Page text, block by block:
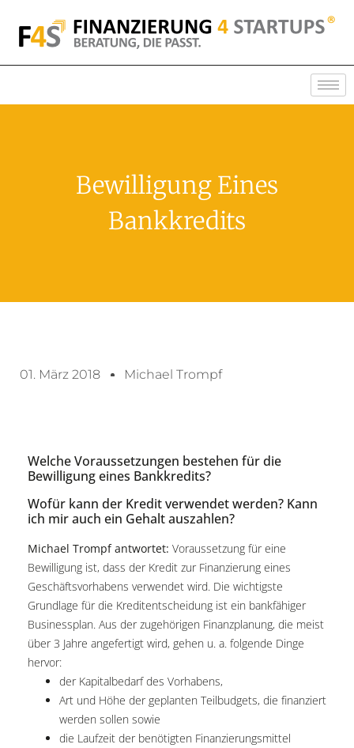
Bewilligung Eines
Bankkredits
01. März 2018 Michael Trompf
Welche Voraussetzungen bestehen für die
Bewilligung eines Bankkredits?
Wofür kann der Kredit verwendet werden? Kann
ich mir auch ein Gehalt auszahlen?
Michael Trompf antwortet: Voraussetzung für eine
Bewilligung ist, dass der Kredit zur Finanzierung eines
Geschäftsvorhabens verwendet wird. Die wichtigste
Grundlage für die Kreditentscheidung ist ein bankfähiger
Businessplan. Aus der zugehörigen Finanzplanung, die meist
über 3 Jahre angefertigt wird, gehen u. a. folgende Dinge
hervor:
der Kapitalbedarf des Vorhabens,
Art und Höhe der geplanten Teilbudgets, die finanziert
werden sollen sowie
die Laufzeit der benötigten Finanzierungsmittel